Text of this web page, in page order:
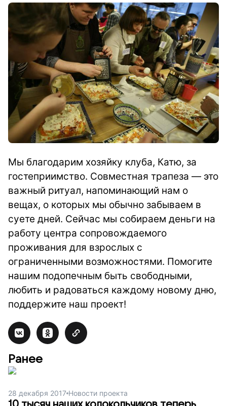
Мы благодарим хозяйку клуба, Катю, за
гостеприимство. Совместная трапеза — это
важный ритуал, напоминающий нам о
вещах, о которых мы обычно забываем в
суете дней. Сейчас мы собираем деньги на
работу центра сопровождаемого
проживания для взрослых с
ограниченными возможностями. Помогите
нашим подопечным быть свободными,
любить и радоваться каждому новому дню,
поддержите наш проект!
Ранее
28 декабря 2017 Новости проекта